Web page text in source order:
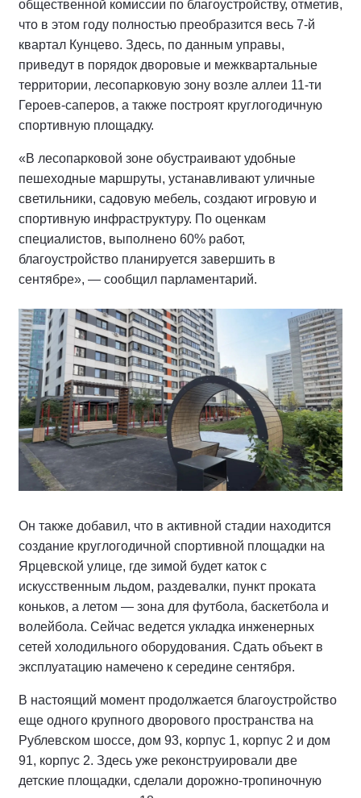
общественной комиссии по благоустройству, отметив,
что в этом году полностью преобразится весь 7-й
квартал Кунцево. Здесь, по данным управы,
приведут в порядок дворовые и межквартальные
территории, лесопарковую зону возле аллеи 11-ти
Героев-саперов, а также построят круглогодичную
спортивную площадку.
«В лесопарковой зоне обустраивают удобные
пешеходные маршруты, устанавливают уличные
светильники, садовую мебель, создают игровую и
спортивную инфраструктуру. По оценкам
специалистов, выполнено 60% работ,
благоустройство планируется завершить в
сентябре», — сообщил парламентарий.
Он также добавил, что в активной стадии находится
создание круглогодичной спортивной площадки на
Ярцевской улице, где зимой будет каток с
искусственным льдом, раздевалки, пункт проката
коньков, а летом — зона для футбола, баскетбола и
волейбола. Сейчас ведется укладка инженерных
сетей холодильного оборудования. Сдать объект в
эксплуатацию намечено к середине сентября.
В настоящий момент продолжается благоустройство
еще одного крупного дворового пространства на
Рублевском шоссе, дом 93, корпус 1, корпус 2 и дом
91, корпус 2. Здесь уже реконструировали две
детские площадки, сделали дорожно-тропиночную